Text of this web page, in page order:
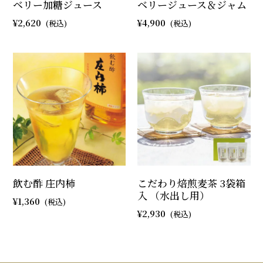
ベリー加糖ジュース
2,620
ベリージュース＆ジャム
4,900
飲む酢 庄内柿
1,360
こだわり焙煎麦茶 3袋箱
入 （水出し用）
2,930